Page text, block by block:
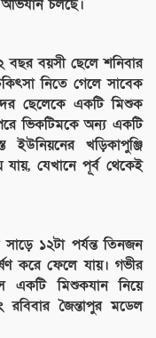
চলছে।
বছর বয়সী ছেলে শনিবার
নিতে গেলে সাবেক
ছেলেকে একটি মিশুক
ভিকটিমকে অন্য একটি
খড়িকাপুঞ্জি
যায়, যেখানে পূর্ব থেকেই
১২টা পর্যন্ত তিনজন
করে ফেলে যায়। গভীর
একটি মিশুকযান নিয়ে
জৈন্তাপুর মডেল